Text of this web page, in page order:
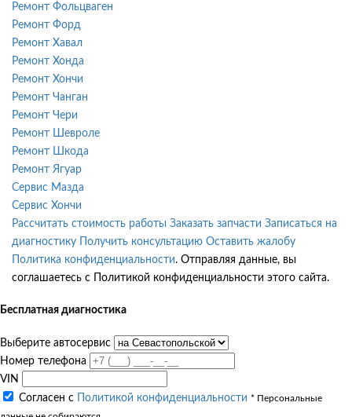
Ремонт Фольцваген
Ремонт Форд
Ремонт Хавал
Ремонт Хонда
Ремонт Хончи
Ремонт Чанган
Ремонт Чери
Ремонт Шевроле
Ремонт Шкода
Ремонт Ягуар
Сервис Мазда
Сервис Хончи
Рассчитать стоимость работы Заказать запчасти Записаться на
диагностику
Получить консультацию Оставить жалобу
Политика конфиденциальности. Отправляя данные, вы
соглашаетесь с Политикой конфиденциальности этого сайта.
Бесплатная диагностика
Выберите автосервис
Номер телефона
VIN
Согласен с
Политикой конфиденциальности * Персональные